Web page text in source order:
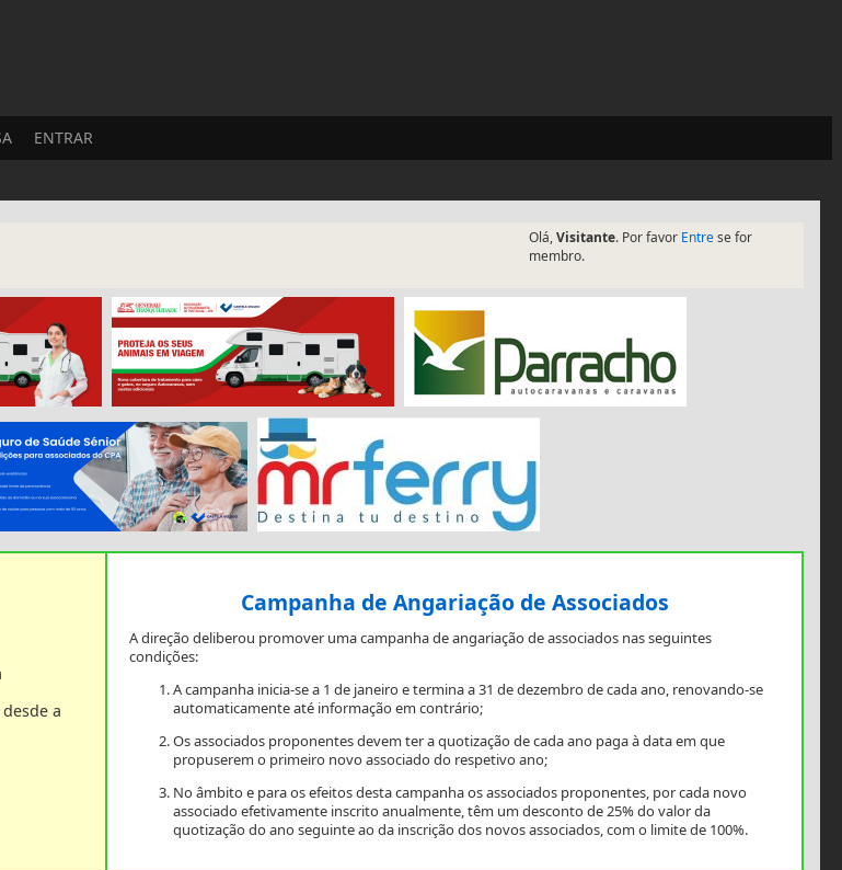
ENTRAR
Olá,Visitante. Por favor Entrese for
membro.
a
Campanha de Angariação de Associados
A direção deliberou promover uma campanha de angariação de associados nas seguintes
condições:
A campanha inicia-se a 1 de janeiro e termina a 31 de dezembro de cada ano, renovando-se
automaticamente até informação em contrário;
Os associados proponentes devem ter a quotização de cada ano paga à data em que
propuserem o primeiro novo associado do respetivo ano;
No âmbito e para os efeitos desta campanha os associados proponentes, por cada novo
associado efetivamente inscrito anualmente, têm um desconto de 25% do valor da
quotização do ano seguinte ao da inscrição dos novos associados, com o limite de 100%.